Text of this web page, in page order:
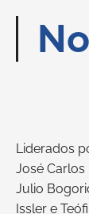
Liderados
José Carlos
Julio
Issler e